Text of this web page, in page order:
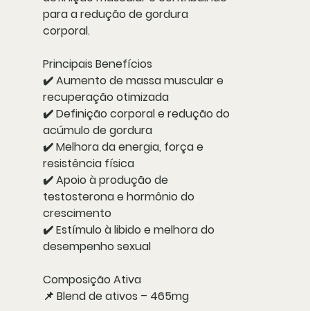
para aredução de gordura
corporal.
Principais Benefícios
✔️Aumento de massa musculare
recuperação otimizada
✔️Definição corporale redução do
acúmulo de gordura
✔️Melhora da energia, força e
resistência física
✔️Apoio à produção de
testosterona e hormônio do
crescimento
✔️Estímulo à libido e melhora do
desempenho sexual
Composição Ativa
📌 Blend de ativos – 465mg